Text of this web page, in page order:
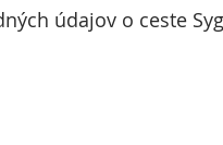
údajov o ceste